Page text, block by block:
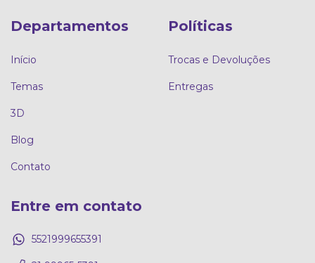
Departamentos
Início
Temas
3D
Blog
Contato
Políticas
Trocas e Devoluções
Entregas
Entre em contato
5521999655391